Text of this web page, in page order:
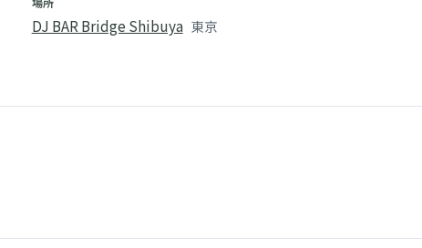
DJ BAR Bridge Shibuya 東京